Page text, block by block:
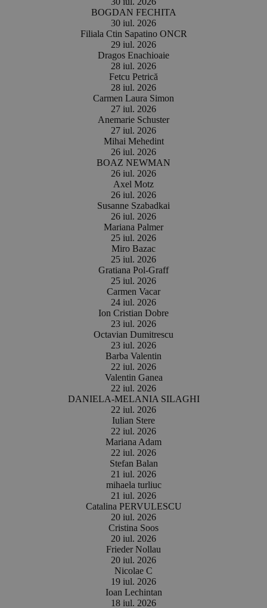
BOGDAN FECHITA
30 iul. 2026
Filiala Ctin Sapatino ONCR
29 iul. 2026
Dragos Enachioaie
28 iul. 2026
Fetcu Petrică
28 iul. 2026
Carmen Laura Simon
27 iul. 2026
Anemarie Schuster
27 iul. 2026
Mihai Mehedint
26 iul. 2026
BOAZ NEWMAN
26 iul. 2026
Axel Motz
26 iul. 2026
Susanne Szabadkai
26 iul. 2026
Mariana Palmer
25 iul. 2026
Miro Bazac
25 iul. 2026
Gratiana Pol-Graff
25 iul. 2026
Carmen Vacar
24 iul. 2026
Ion Cristian Dobre
23 iul. 2026
Octavian Dumitrescu
23 iul. 2026
Barba Valentin
22 iul. 2026
Valentin Ganea
22 iul. 2026
DANIELA-MELANIA SILAGHI
22 iul. 2026
Iulian Stere
22 iul. 2026
Mariana Adam
22 iul. 2026
Stefan Balan
21 iul. 2026
mihaela turliuc
21 iul. 2026
Catalina PERVULESCU
20 iul. 2026
Cristina Soos
20 iul. 2026
Frieder Nollau
20 iul. 2026
Nicolae C
19 iul. 2026
Ioan Lechintan
18 iul. 2026